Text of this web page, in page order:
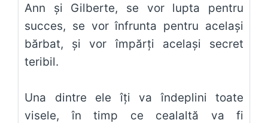
Ann și Gilberte, se vor lupta pentru
succes, se vor înfrunta pentru același
bărbat, și vor împărți același secret
teribil.
Una dintre ele îți va îndeplini toate
visele, în timp ce cealaltă va fi